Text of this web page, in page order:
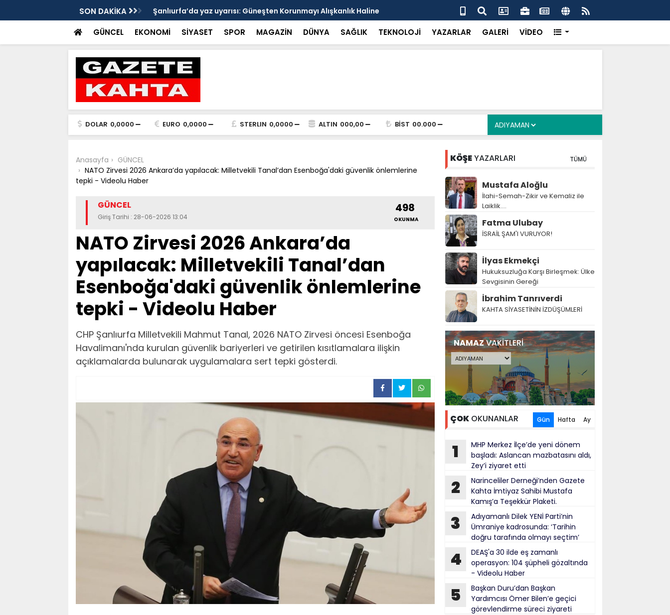
SON DAKİKA
Kahta İmtiyaz Sahibi Mustafa
Şanlıurfa’da yaz uyarısı: Güneşten Korunmayı Alışkanlık Haline
Getirin
Haliliye’de her gün 4 bin 898 vatandaşa sıcak yemek
GÜNCEL EKONOMİ SİYASET SPOR MAGAZİN DÜNYA SAĞLIK TEKNOLOJİ YAZARLAR GALERİ VİDEO
DOLAR 0,0000 EURO 0,0000 STERLIN 0,0000 ALTIN 000,00 BİST 00.000
Anasayfa
GÜNCEL
NATO Zirvesi 2026 Ankara’da yapılacak: Milletvekili Tanal’dan Esenboğa'daki güvenlik önlemlerine
tepki - Videolu Haber
GÜNCEL
Giriş Tarihi : 28-06-2026 13:04
498
OKUNMA
NATO Zirvesi 2026 Ankara’da
yapılacak: Milletvekili Tanal’dan
Esenboğa'daki güvenlik önlemlerine
tepki - Videolu Haber
CHP Şanlıurfa Milletvekili Mahmut Tanal, 2026 NATO Zirvesi öncesi Esenboğa
Havalimanı'nda kurulan güvenlik bariyerleri ve getirilen kısıtlamalara ilişkin
açıklamalarda bulunarak uygulamalara sert tepki gösterdi.
KÖŞEYAZARLARI TÜMÜ
Mustafa Aloğlu
İlahi-Semah-Zikir ve Kemaliz ile
Laiklik….
Fatma Ulubay
İSRAİL ŞAM'I VURUYOR!
İlyas Ekmekçi
Hukuksuzluğa Karşı Birleşmek: Ülke
Sevgisinin Gereği
İbrahim Tanrıverdi
KAHTA SİYASETİNİN İZDÜŞÜMLERİ
NAMAZVAKİTLERİ
ÇOKOKUNANLAR Gün Hafta Ay
1
MHP Merkez İlçe’de yeni dönem
başladı: Aslancan mazbatasını aldı,
Zey’i ziyaret etti
2
Narinceliler Derneği’nden Gazete
Kahta İmtiyaz Sahibi Mustafa
Kamış’a Teşekkür Plaketi.
3
Adıyamanlı Dilek YENİ Parti’nin
Ümraniye kadrosunda: ‘Tarihin
doğru tarafında olmayı seçtim’
4
DEAŞ'a 30 ilde eş zamanlı
operasyon: 104 şüpheli gözaltında
- Videolu Haber
5
Başkan Duru’dan Başkan
Yardımcısı Ömer Bilen’e geçici
görevlendirme süreci ziyareti